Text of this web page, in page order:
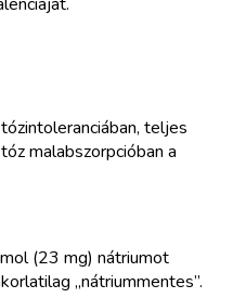
teljes
malabszorpcióban a
(23 mg) nátriumot
„nátriummentes”.